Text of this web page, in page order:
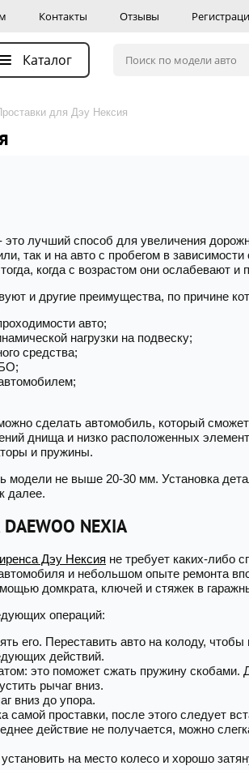
Контакты Отзывы
Каталог
для Дэу Нексия
это лучший способ для увеличения
так и на авто с пробегом в
когда с возрастом они ослабевают
и другие преимущества, по причине
авто;
нагрузки на подвеску;
средства;
сделать автомобиль, который
днища и низко расположенных
и пружины.
модели не выше 20-30 мм. Установка
далее.
NEXIA
Дэу Нексия не требует каких-либо
и небольшом опыте ремонта
домкрата, ключей и стяжек в
операций:
его. Переставить авто на колоду,
действий.
это поможет сжать пружину скобами.
рычаг вниз.
вниз до упора.
самой проставки, после этого следует
действие не получается, можно
на место колесо и хорошо